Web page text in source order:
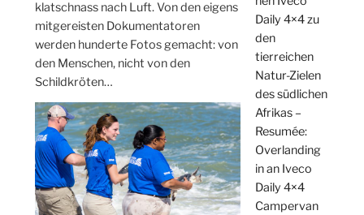
klatschnass nach Luft. Von den eigens
mitgereisten Dokumentatoren
werden hunderte Fotos gemacht: von
den Menschen, nicht von den
Schildkröten…
Daily 4×4 zu
den
tierreichen
Natur-Zielen
des südlichen
Afrikas –
Resumée:
Overlanding
in an Iveco
Daily 4×4
Campervan